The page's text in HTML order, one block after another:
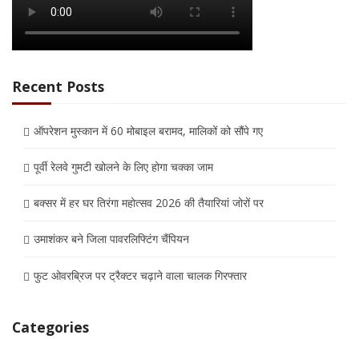
Recent Posts
ऑपरेशन मुस्कान में 60 मोबाइल बरामद, मालिकों को सौंपे गए
पूर्वी रेलवे गुमटी खोलने के लिए होगा चक्का जाम
बक्सर में हर घर तिरंगा महोत्सव 2026 की तैयारियां जोरों पर
उमाशंकर बने जिला पावरलिफ्टिंग चैंपियन
फुट ओवरब्रिज पर ट्रैक्टर चढ़ाने वाला चालक गिरफ्तार
Categories